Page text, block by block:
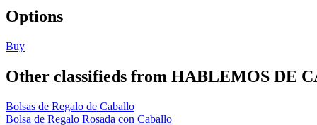
Options
Buy
Other classifieds from HABLEMOS DE
Bolsas de Regalo de Caballo
Bolsa de Regalo Rosada con Caballo